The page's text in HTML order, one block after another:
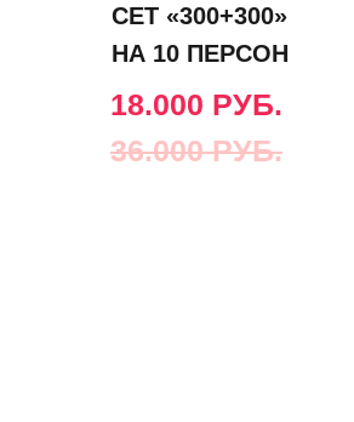
СЕТ «300+300»
НА 10 ПЕРСОН
18.000 РУБ.
36.000 РУБ.